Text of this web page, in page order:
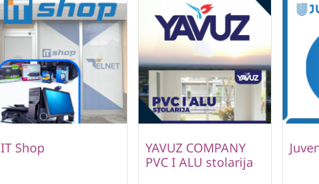
IT Shop
YAVUZ COMPANY
PVC I ALU stolarija